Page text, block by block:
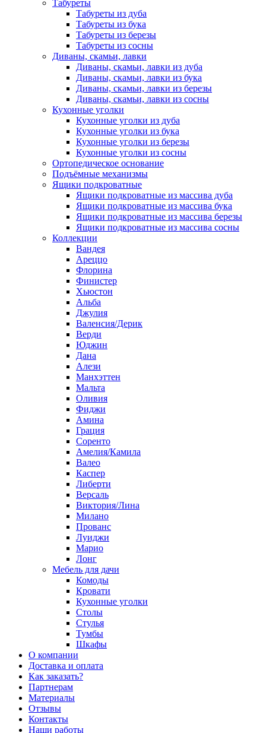
Табуреты
Табуреты из дуба
Табуреты из бука
Табуреты из березы
Табуреты из сосны
Диваны, скамьи, лавки
Диваны, скамьи, лавки из дуба
Диваны, скамьи, лавки из бука
Диваны, скамьи, лавки из березы
Диваны, скамьи, лавки из сосны
Кухонные уголки
Кухонные уголки из дуба
Кухонные уголки из бука
Кухонные уголки из березы
Кухонные уголки из сосны
Ортопедическое основание
Подъёмные механизмы
Ящики подкроватные
Ящики подкроватные из массива дуба
Ящики подкроватные из массива бука
Ящики подкроватные из массива березы
Ящики подкроватные из массива сосны
Коллекции
Вандея
Ареццо
Флорина
Финистер
Хьюстон
Альба
Джулия
Валенсия/Дерик
Верди
Юджин
Дана
Алези
Манхэттен
Мальта
Оливия
Фиджи
Амина
Грация
Соренто
Амелия/Камила
Валео
Каспер
Либерти
Версаль
Виктория/Лина
Милано
Прованс
Луиджи
Марио
Лонг
Мебель для дачи
Комоды
Кровати
Кухонные уголки
Столы
Стулья
Тумбы
Шкафы
О компании
Доставка и оплата
Как заказать?
Партнерам
Материалы
Отзывы
Контакты
Наши работы